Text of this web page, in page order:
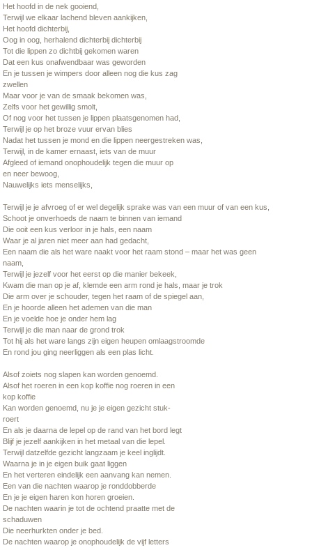
Het hoofd in de nek gooiend,
Terwijl we elkaar lachend bleven aankijken,
Het hoofd dichterbij,
Oog in oog, herhalend dichterbij dichterbij
Tot die lippen zo dichtbij gekomen waren
Dat een kus onafwendbaar was geworden
En je tussen je wimpers door alleen nog die kus zag
zwellen
Maar voor je van de smaak bekomen was,
Zelfs voor het gewillig smolt,
Of nog voor het tussen je lippen plaatsgenomen had,
Terwijl je op het broze vuur ervan blies
Nadat het tussen je mond en die lippen neergestreken was,
Terwijl, in de kamer ernaast, iets van de muur
Afgleed of iemand onophoudelijk tegen die muur op
en neer bewoog,
Nauwelijks iets menselijks,
Terwijl je je afvroeg of er wel degelijk sprake was van een muur of van een kus,
Schoot je onverhoeds de naam te binnen van iemand
Die ooit een kus verloor in je hals, een naam
Waar je al jaren niet meer aan had gedacht,
Een naam die als het ware naakt voor het raam stond – maar het was geen
naam,
Terwijl je jezelf voor het eerst op die manier bekeek,
Kwam die man op je af, klemde een arm rond je hals, maar je trok
Die arm over je schouder, tegen het raam of de spiegel aan,
En je hoorde alleen het ademen van die man
En je voelde hoe je onder hem lag
Terwijl je die man naar de grond trok
Tot hij als het ware langs zijn eigen heupen omlaagstroomde
En rond jou ging neerliggen als een plas licht.
Alsof zoiets nog slapen kan worden genoemd.
Alsof het roeren in een kop koffie nog roeren in een
kop koffie
Kan worden genoemd, nu je je eigen gezicht stuk-
roert
En als je daarna de lepel op de rand van het bord legt
Blijf je jezelf aankijken in het metaal van die lepel.
Terwijl datzelfde gezicht langzaam je keel inglijdt.
Waarna je in je eigen buik gaat liggen
En het verteren eindelijk een aanvang kan nemen.
Een van die nachten waarop je ronddobberde
En je je eigen haren kon horen groeien.
De nachten waarin je tot de ochtend praatte met de
schaduwen
Die neerhurkten onder je bed.
De nachten waarop je onophoudelijk de vijf letters